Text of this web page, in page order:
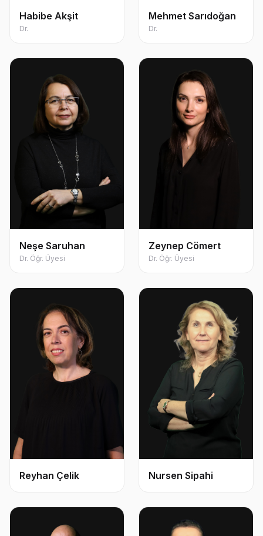
Habibe Akşit
Dr.
Mehmet Sarıdoğan
Dr.
Neşe Saruhan
Dr. Öğr. Üyesi
Zeynep Cömert
Dr. Öğr. Üyesi
Reyhan Çelik Nursen Sipahi